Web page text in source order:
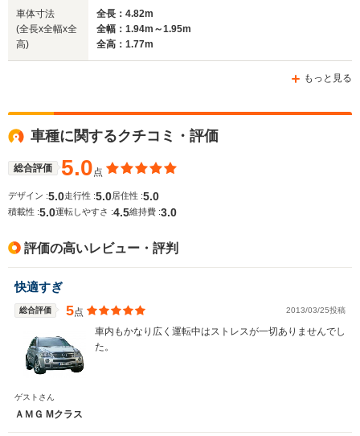
WLTCモード
燃費
車体寸法
(全長x全幅x全
高)
全長：4.82m
全幅：1.94m～1.95m
全高：1.77m
もっと見る
車種に関するクチコミ・評価
総合評価 5.0点
デザイン :5.0走行性 :5.0 居住性 :5.0
積載性 :5.0運転しやすさ :4.5維持費 :3.0
評価の高いレビュー・評判
快適すぎ
総合評価 5点 2013/03/25投稿
車内もかなり広く運転中はストレスが一切ありませんでし
た。
ゲストさん
ＡＭＧ Mクラス